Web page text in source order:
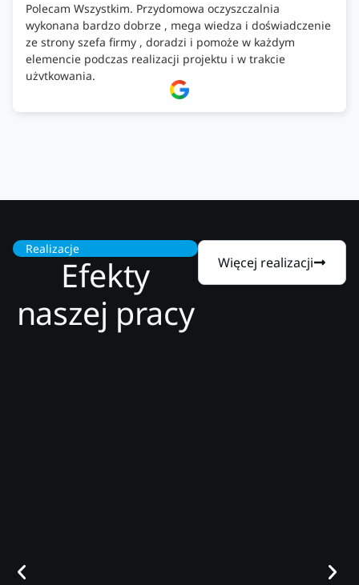
Polecam Wszystkim. Przydomowa oczyszczalnia
wykonana bardzo dobrze , mega wiedza i doświadczenie
ze strony szefa firmy , doradzi i pomoże w każdym
elemencie podczas realizacji projektu i w trakcie
użytkowania.
Firma godna zaufania. Tak trzymać!
Realizacje
Efekty
naszej pracy
Więcej realizacji